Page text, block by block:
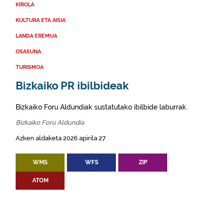
KIROLA
KULTURA ETA AISIA
LANDA EREMUA
OSASUNA
TURISMOA
Bizkaiko PR ibilbideak
Bizkaiko Foru Aldundiak sustatutako ibilbide laburrak.
Bizkaiko Foru Aldundia
Azken aldaketa 2026 apirila 27
WMS WFS ZIP
ATOM